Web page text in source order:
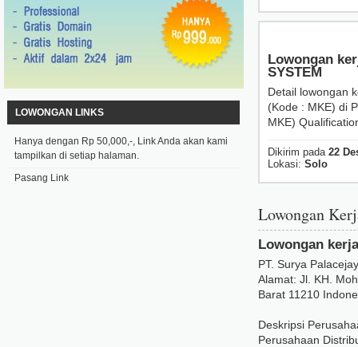
LOWONGAN LINKS
Hanya dengan Rp 50,000,-, Link Anda akan kami
tampilkan di setiap halaman.
Pasang Link
Lowongan
SYSTEM
Detail lowongan
(Kode : MKE) di
MKE)
Dikirim pada 22
Lokasi: Solo
Lowongan
Lowongan
PT. Surya
Alamat: Jl. KH.
Barat 11210
Deskripsi
Perusahaan